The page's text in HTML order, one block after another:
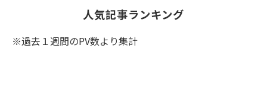
人気記事ランキング
※過去１週間のPV数より集計